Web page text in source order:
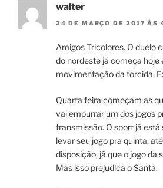
walter
24 DE MARÇO DE 2017 ÀS
Amigos Tricolores. O duelo
do nordeste já começa hoje
movimentação da torcida.
Quarta feira começam as
vai empurrar um dos jogos
transmissão. O sport já está
levar seu jogo pra quinta,
disposição, já que o jogo da
Mas isso prejudica o Santa.